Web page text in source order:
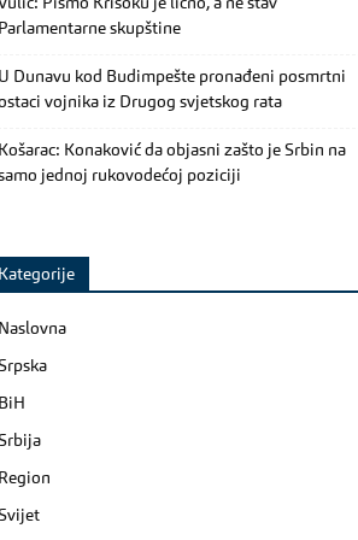
Pismo Krišoku je lično, a ne stav
Parlamentarne skupštine
U Dunavu kod Budimpešte pronađeni posmrtni
vojnika iz Drugog svjetskog rata
Košarac: Konaković da objasni zašto je Srbin na
jednoj rukovodećoj poziciji
Kategorije
Naslovna
BiH
Region